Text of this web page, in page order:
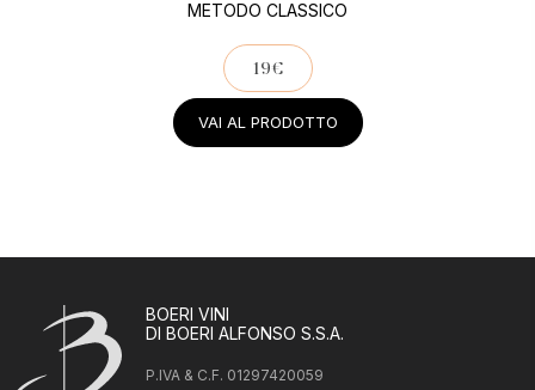
METODO CLASSICO
19€
VAI AL PRODOTTO
BOERI VINI
DI BOERI ALFONSO S.S.A.
P.IVA & C.F. 01297420059